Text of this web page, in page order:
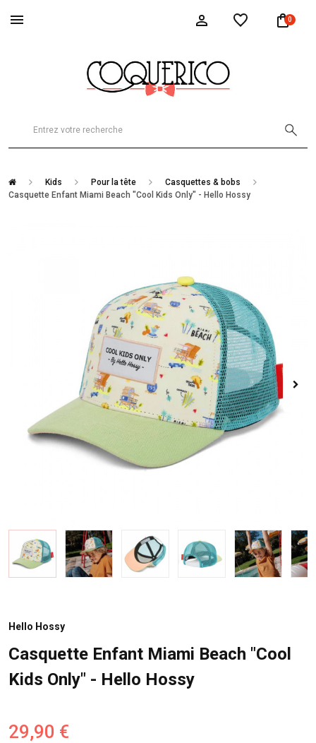
0
Kids Pour la tête
Casquettes & bobs
Casquette Enfant Miami Beach "Cool Kids Only" - Hello Hossy
Hello Hossy
Casquette Enfant Miami Beach "Cool
Kids Only" - Hello Hossy
29,90 €